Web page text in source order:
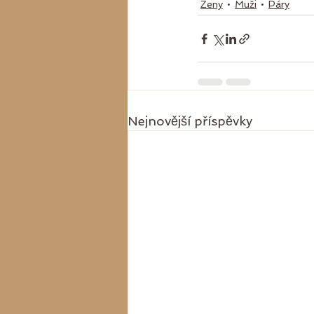
Ženy Muži Páry
Nejnovější příspěvky